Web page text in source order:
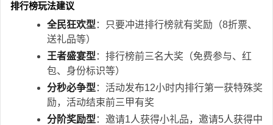
排行榜玩法建议
全民狂欢型 ：只要冲进排行榜就有奖励（8折票、
送礼品等）
王者盛宴型 ：排行榜前三名大奖（免费参与、红
包、身份标识等）
分秒必争型 ：活动发布12小时内排行第一获特殊奖
励，活动结束前三甲有奖
分阶奖励型 ：邀请1人获得小礼品，邀请5人获得中